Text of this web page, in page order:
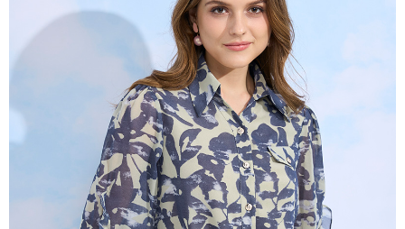
2.透過簡訊連結打開帳單後，可選擇「超商條碼／台灣大直營門市／銀行轉
帳／街口支付／iPASS MONEY」等通路繳費。
1.本服務係由「台灣大哥大股份有限公司」（以下簡稱本公司）所提供，讓
用戶於交易時，得透過本服務購買商品或服務，並由商店將買賣／分期付款
買賣價金債權讓與本公司後，依約使用本公司帳單繳交帳款。
2.基於同意付款使用「大哥付你分期」之契約關係目的，商店將以您的個人
資料（包含姓名、電話或地址）提供予台灣大哥大進項蒐集、處理及利用，
由本公司與您本人進行分期帳單所需資料之確認、核對及更正。
3.完整用戶服務條款，請詳閱以下連結：https://oppay.tw/userRule
１．於結帳方式選擇「AFTEE先享後付」後，將跳轉至「AFTEE先享後付」
結帳頁面，進行簡訊認證並確認金額後，即可完成結帳。
２．訂單成立數日內，您將收到繳費通知簡訊。
３．收到繳費通知簡訊後14天內，點擊此簡訊中的連結，可透過四大超商／
ATM／網路銀行／等多元方式進行付款，方視為交易完成。
※ 請注意：結帳手續完成當下不需立刻繳費，但若您需要取消訂單，請聯絡
購買商品的店家。未經商家同意取消之訂單仍視為有效，需透過AFTEE先享
後付繳納相關費用。
※ 交易是否成功請以「AFTEE先享後付 」之結帳頁面顯示為準，若有關於
是否繳費成功／繳費後需取消欲退款等相關疑問，請聯繫「AFTEE先享後付
客戶支援中心」https://netprotections.freshdesk.com/support/home
【注意事項】
１．透過由恩沛科技股份有限公司提供之「AFTEE先享後付」服務完成之交
7-11取貨付款
每筆NT$120，滿NT$2,000(含以上)免運費
每筆NT$120，滿NT$2,000(含以上)免運費